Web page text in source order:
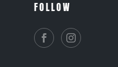
FOLLOW